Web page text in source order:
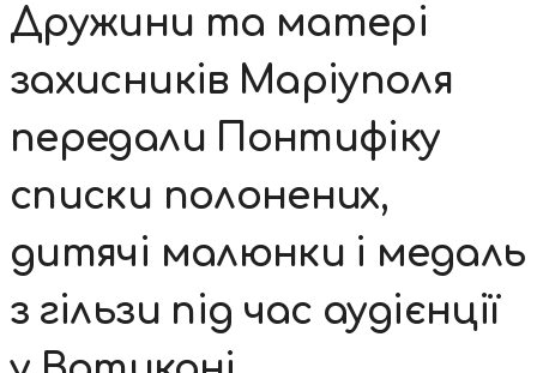
Дружини та матері
захисників Маріуполя
передали Понтифіку
списки полонених,
дитячі малюнки і медаль
з гільзи під час аудієнції